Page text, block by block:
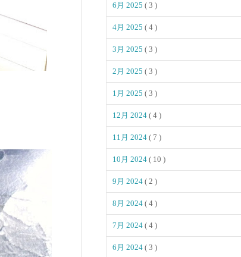
6月 2025 ( 3 )
4月 2025 ( 4 )
3月 2025 ( 3 )
2月 2025 ( 3 )
1月 2025 ( 3 )
12月 2024 ( 4 )
11月 2024 ( 7 )
10月 2024 ( 10 )
9月 2024 ( 2 )
8月 2024 ( 4 )
7月 2024 ( 4 )
6月 2024 ( 3 )